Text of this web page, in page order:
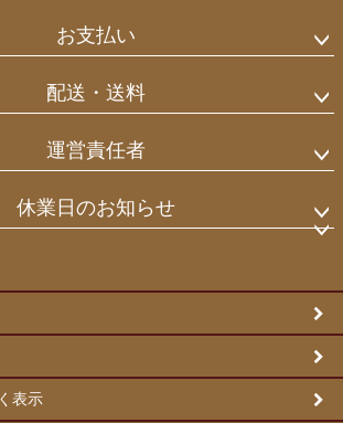
お支払い
配送・送料
運営責任者
休業日のお知らせ
表示